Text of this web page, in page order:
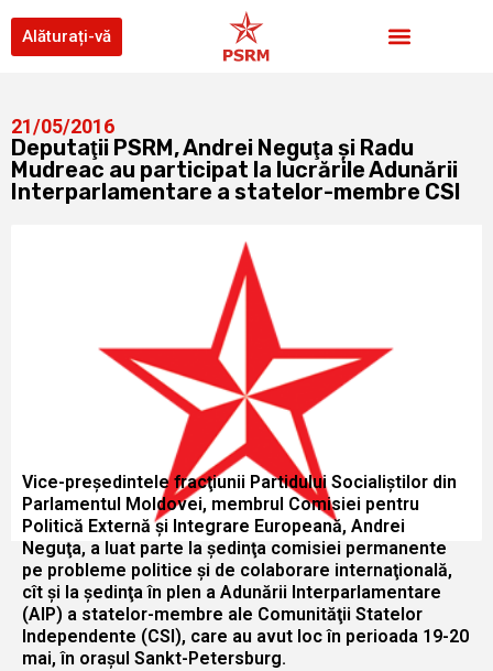
Alăturați-vă
21/05/2016
Deputaţii PSRM, Andrei Neguţa şi Radu
Mudreac au participat la lucrările Adunării
Interparlamentare a statelor-membre CSI
Vice-preşedintele fracţiunii Partidului Socialiştilor din
Parlamentul Moldovei, membrul Comisiei pentru
Politică Externă şi Integrare Europeană, Andrei
Neguţa, a luat parte la şedinţa comisiei permanente
pe probleme politice şi de colaborare internaţională,
cît și la şedinţa în plen a Adunării Interparlamentare
(AIP) a statelor-membre ale Comunităţii Statelor
Independente (CSI), care au avut loc în perioada 19-20
mai, în oraşul Sankt-Petersburg.